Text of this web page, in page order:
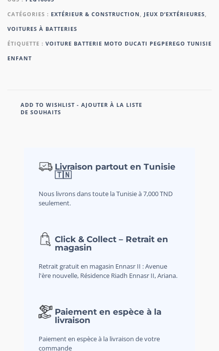
CATÉGORIES : EXTÉRIEUR & CONSTRUCTION JEUX D’EXTÉRIEURES
VOITURES À BATTERIES
ÉTIQUETTE : VOITURE BATTERIE MOTO DUCATI PEGPEREGO TUNISIE
ENFANT
ADD TO WISHLIST - AJOUTER À LA LISTE
DE SOUHAITS
Livraison partout en Tunisie
🇹🇳
Nous livrons dans toute la Tunisie à 7,000 TND
seulement.
Click & Collect – Retrait en
magasin
Retrait gratuit en magasin Ennasr II : Avenue
l'ère nouvelle, Résidence Riadh Ennasr II, Ariana.
Paiement en espèce à la
livraison
Paiement en espèce à la livraison de votre
commande